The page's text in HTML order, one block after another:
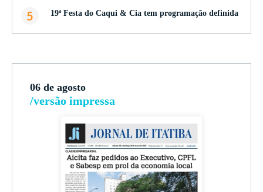
5 19ª Festa do Caqui & Cia tem programação definida
06 de agosto
/versão impressa